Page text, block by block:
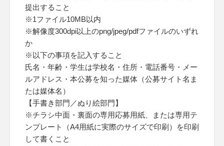
提出すること
※1ファイル10MB以内
※解像度300dpi以上のpng/jpeg/pdfファイルのいずれ
か
※以下の事項を記入すること
氏名・年齢・学生は学校名・住所・電話番号・メー
ルアドレス・本公募を知った媒体（公募サイト名ま
たは媒体名）
【手書き部門／ぬり絵部門】
※チラシ中面・裏面の専用応募用紙、または専用テ
ンプレート（A4用紙に実際のサイズで印刷）を印刷
して書くこと